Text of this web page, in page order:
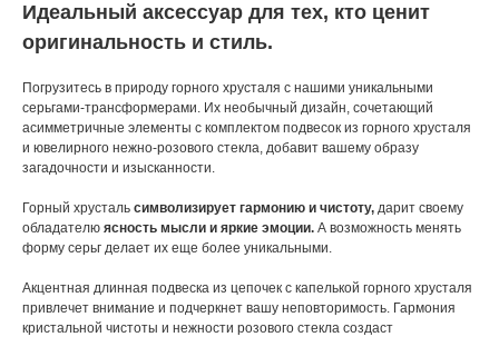
Идеальный аксессуар для тех, кто ценит
оригинальность и стиль.
Погрузитесь в природу горного хрусталя с нашими уникальными
серьгами-трансформерами. Их необычный дизайн, сочетающий
асимметричные элементы с комплектом подвесок из горного хрусталя
и ювелирного нежно-розового стекла, добавит вашему образу
загадочности и изысканности.
Горный хрусталь символизирует гармонию и чистоту, дарит своему
обладателю ясность мысли и яркие эмоции. А возможность менять
форму серьг делает их еще более уникальными.
Акцентная длинная подвеска из цепочек с капелькой горного хрусталя
привлечет внимание и подчеркнет вашу неповторимость. Гармония
кристальной чистоты и нежности розового стекла создаст